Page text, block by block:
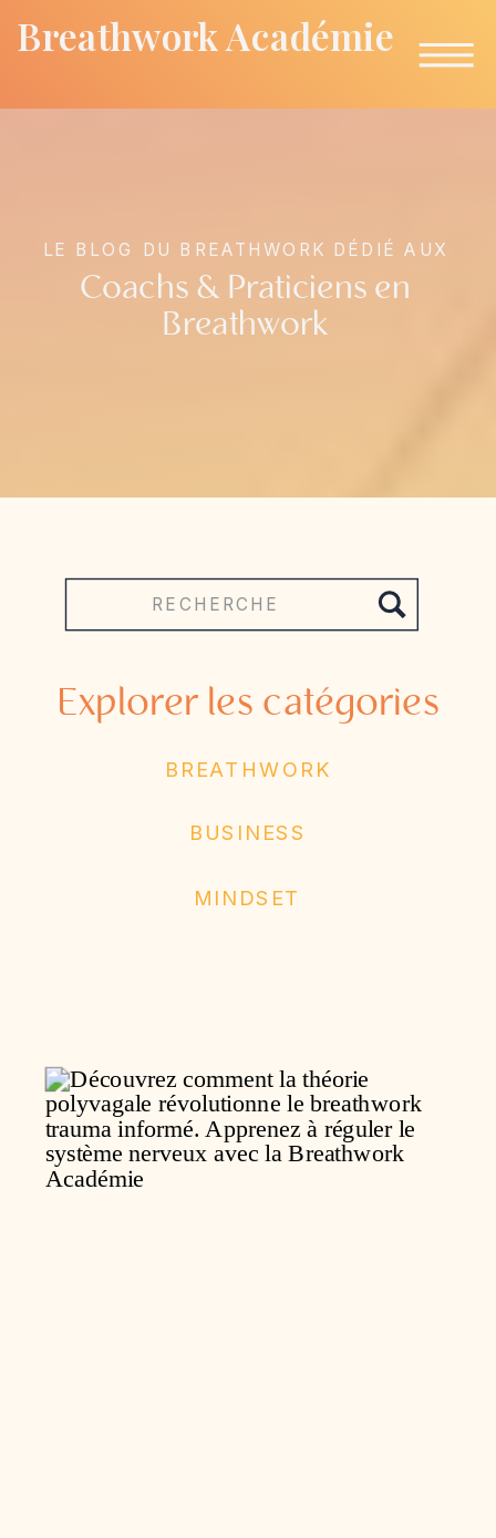
Breathwork Académie
Coachs & Praticiens en
Breathwork
LE BLOG DU BREATHWORK DÉDIÉ AUX
MINDSET
BUSINESS
BREATHWORK
Explorer les catégories
for: